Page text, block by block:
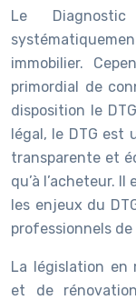
Le
immobilier.
primordial de
disposition le
légal, le DTG est
transparente et
qu’à l’acheteur.
les enjeux du
professionnels de
La législation en
et de